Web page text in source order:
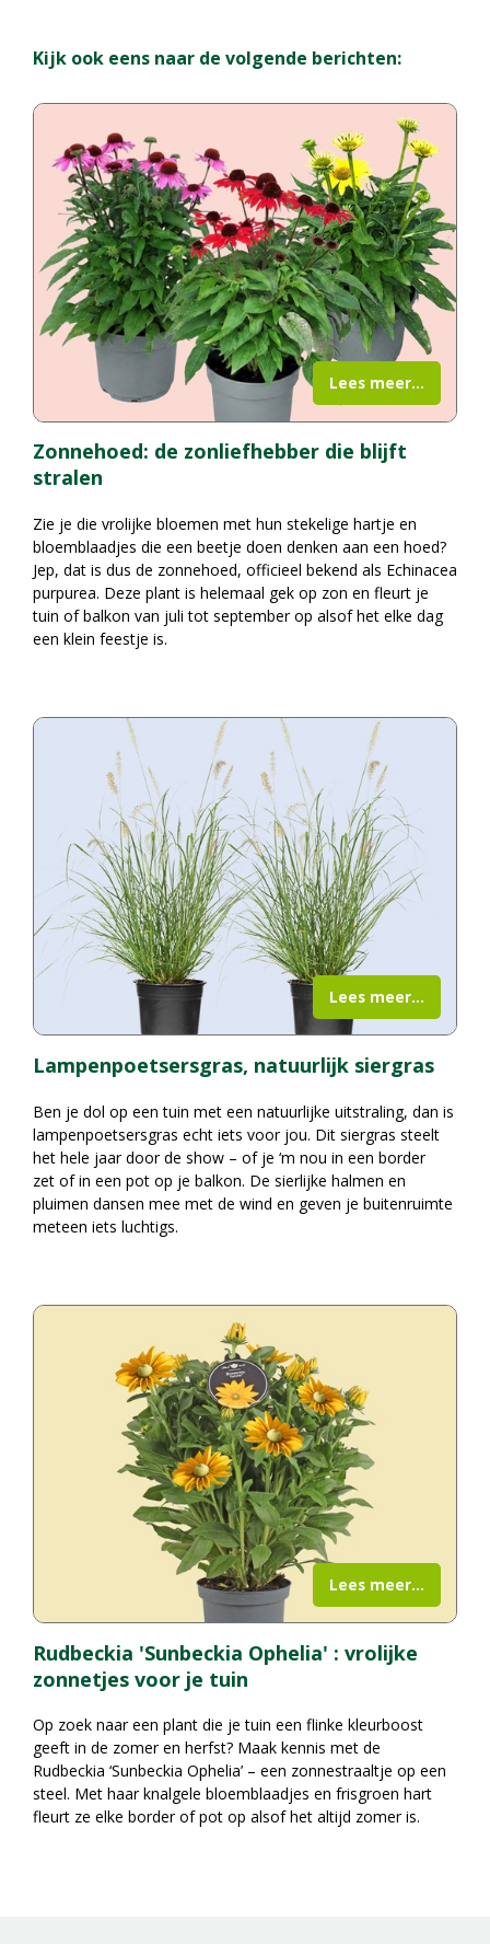
Kijk ook eens naar de volgende berichten:
Zonnehoed: de zonliefhebber die blijft
stralen
Zie je die vrolijke bloemen met hun stekelige hartje en
bloemblaadjes die een beetje doen denken aan een hoed?
Jep, dat is dus de zonnehoed, officieel bekend als Echinacea
purpurea. Deze plant is helemaal gek op zon en fleurt je
tuin of balkon van juli tot september op alsof het elke dag
een klein feestje is.
Lees meer...
Lampenpoetsersgras, natuurlijk siergras
Ben je dol op een tuin met een natuurlijke uitstraling, dan is
lampenpoetsersgras echt iets voor jou. Dit siergras steelt
het hele jaar door de show – of je ‘m nou in een border
zet of in een pot op je balkon. De sierlijke halmen en
pluimen dansen mee met de wind en geven je buitenruimte
meteen iets luchtigs.
Lees meer...
Rudbeckia 'Sunbeckia Ophelia' : vrolijke
zonnetjes voor je tuin
Op zoek naar een plant die je tuin een flinke kleurboost
geeft in de zomer en herfst? Maak kennis met de
Rudbeckia ‘Sunbeckia Ophelia’ – een zonnestraaltje op een
steel. Met haar knalgele bloemblaadjes en frisgroen hart
fleurt ze elke border of pot op alsof het altijd zomer is.
Lees meer...